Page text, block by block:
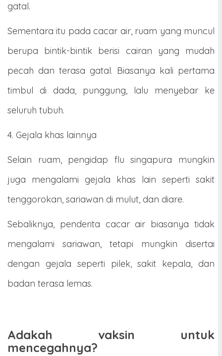
gatal.
Sementara itu pada cacar air, ruam yang muncul
berupa bintik-bintik berisi cairan yang mudah
pecah dan terasa gatal. Biasanya kali pertama
timbul di dada, punggung, lalu menyebar ke
seluruh tubuh.
4. Gejala khas lainnya
Selain ruam, pengidap flu singapura mungkin
juga mengalami gejala khas lain seperti sakit
tenggorokan, sariawan di mulut, dan diare.
Sebaliknya, penderita cacar air biasanya tidak
mengalami sariawan, tetapi mungkin disertai
dengan gejala seperti pilek, sakit kepala, dan
badan terasa lemas.
Adakah vaksin untuk
mencegahnya?